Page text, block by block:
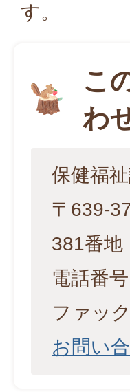
す。
こ
わ
保健福
〒639-
381番地
電話番
ファッ
お問い